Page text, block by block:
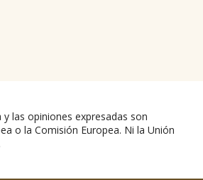
las opiniones expresadas son
o la Comisión Europea. Ni la Unión